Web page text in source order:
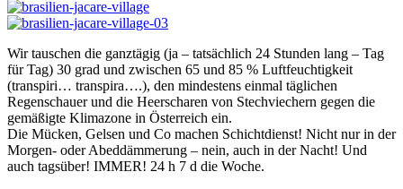
Wir tauschen die ganztägig (ja – tatsächlich 24 Stunden lang – Tag
für Tag) 30 grad und zwischen 65 und 85 % Luftfeuchtigkeit
(transpiri… transpira….), den mindestens einmal täglichen
Regenschauer und die Heerscharen von Stechviechern gegen die
gemäßigte Klimazone in Österreich ein.
Die Mücken, Gelsen und Co machen Schichtdienst! Nicht nur in der
Morgen- oder Abeddämmerung – nein, auch in der Nacht! Und
auch tagsüber! IMMER! 24 h 7 d die Woche.